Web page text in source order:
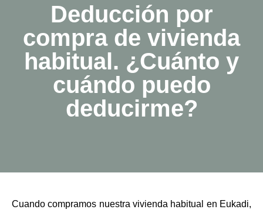
Deducción por
compra de vivienda
habitual. ¿Cuánto y
cuándo puedo
deducirme?
Cuando compramos nuestra vivienda habitual en Eukadi,